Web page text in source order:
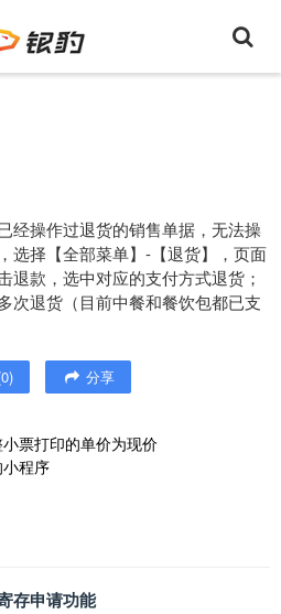
经操作过退货的销售单据，无法操
选择【全部菜单】-【退货】，页面
退款，选中对应的支付方式退货；
次退货（目前中餐和餐饮包都已支
0) 分享
票打印的单价为现价
程序
存申请功能